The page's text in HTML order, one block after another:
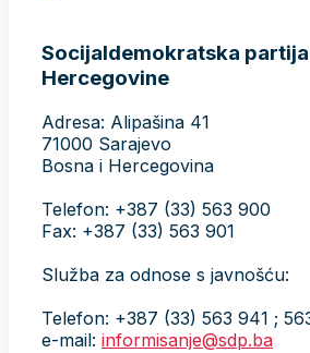
Socijaldemokratska partija
Hercegovine
Adresa: Alipašina 41
71000 Sarajevo
Bosna i Hercegovina
Telefon: +387 (33) 563 900
Fax: +387 (33) 563 901
Služba za odnose s javnošću:
Telefon: +387 (33) 563 941 ;
e-mail: informisanje@sdp.ba